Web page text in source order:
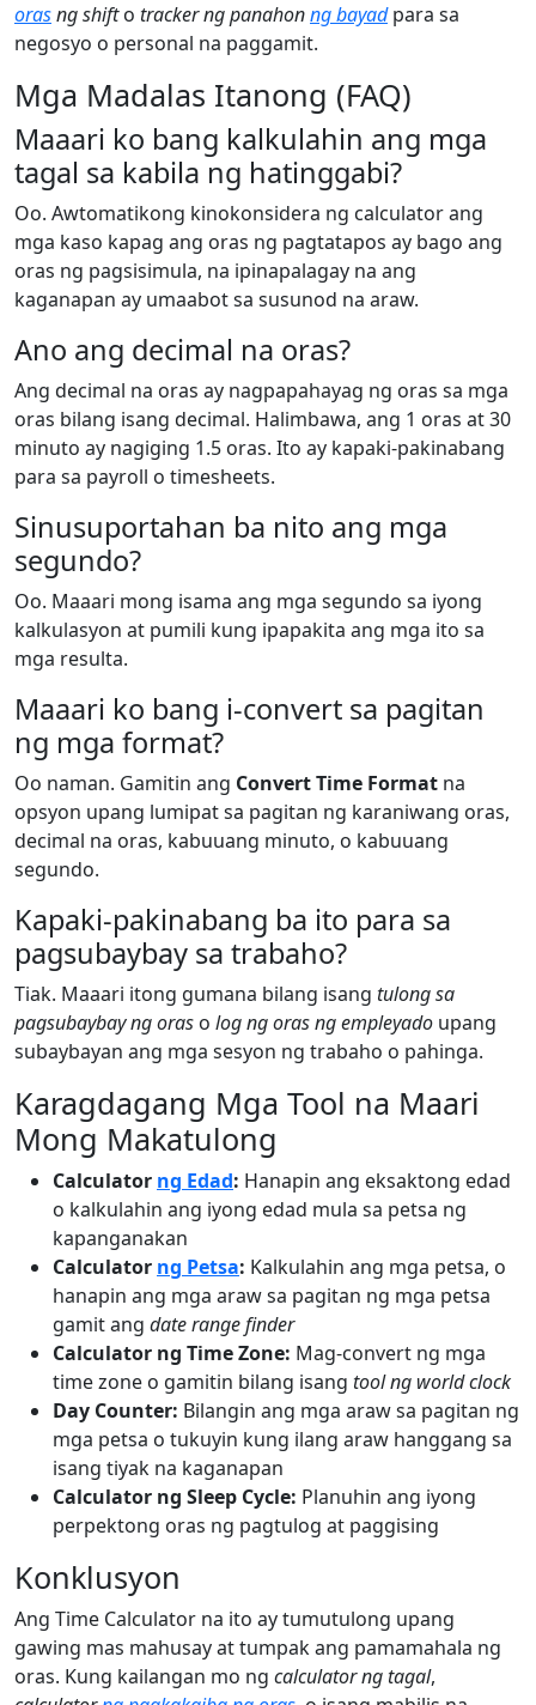
orasng shifto tracker ng panahonng bayadpara sa
negosyo o personal na paggamit.
Mga Madalas Itanong (FAQ)
Maaari ko bang kalkulahin ang mga
tagal sa kabila ng hatinggabi?
Oo. Awtomatikong kinokonsidera ng calculator ang
mga kaso kapag ang oras ng pagtatapos ay bago ang
oras ng pagsisimula, na ipinapalagay na ang
kaganapan ay umaabot sa susunod na araw.
Ano ang decimal na oras?
Ang decimal na oras ay nagpapahayag ng oras sa mga
oras bilang isang decimal. Halimbawa, ang 1 oras at 30
minuto ay nagiging 1.5 oras. Ito ay kapaki-pakinabang
para sa payroll o timesheets.
Sinusuportahan ba nito ang mga
segundo?
Oo. Maaari mong isama ang mga segundo sa iyong
kalkulasyon at pumili kung ipapakita ang mga ito sa
mga resulta.
Maaari ko bang i-convert sa pagitan
ng mga format?
Oo naman. Gamitin ang Convert Time Format na
opsyon upang lumipat sa pagitan ng karaniwang oras,
decimal na oras, kabuuang minuto, o kabuuang
segundo.
Kapaki-pakinabang ba ito para sa
pagsubaybay sa trabaho?
Tiak. Maaari itong gumana bilang isang tulong sa
pagsubaybay ng oras o log ng oras ng empleyado upang
subaybayan ang mga sesyon ng trabaho o pahinga.
Karagdagang Mga Tool na Maari
Mong Makatulong
Calculator ng Edad: Hanapin ang eksaktong edad
o kalkulahin ang iyong edad mula sa petsa ng
kapanganakan
Calculator ng Petsa: Kalkulahin ang mga petsa, o
hanapin ang mga araw sa pagitan ng mga petsa
gamit ang date range finder
Calculator ng Time Zone: Mag-convert ng mga
time zone o gamitin bilang isang tool ng world clock
Day Counter: Bilangin ang mga araw sa pagitan ng
mga petsa o tukuyin kung ilang araw hanggang sa
isang tiyak na kaganapan
Calculator ng Sleep Cycle: Planuhin ang iyong
perpektong oras ng pagtulog at paggising
Konklusyon
Ang Time Calculator na ito ay tumutulong upang
gawing mas mahusay at tumpak ang pamamahala ng
oras. Kung kailangan mo ng calculator ng tagal,